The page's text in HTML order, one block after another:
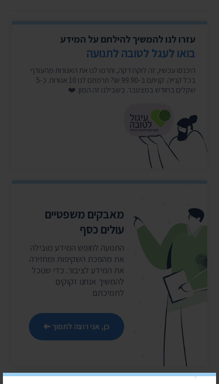
עזרו לנו להמשיך להילחם על המידע
בואו לעגל לטובה לתנועה
היכנסו עכשיו, זה לוקח דקה, ותרמו לנו את האגורות מהעודף
בכל קנייה. קניתם ב-99.90 ₪? תרמתם לנו 10 אגורות. כ-5
שקלים בחודש במצטבר. בשבילנו זה המון. ❤️
מאבקים משפטיים
עולים כסף
התנועה לחופש המידע מובילה
את מהפכת השקיפות ומחזירה
את המידע לציבור. כדי שנוכל
להמשיך אנחנו זקוקים
לתמיכתם
כן, אני רוצה לתמוך